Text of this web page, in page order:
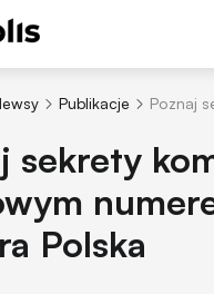
Publikacje Poznaj
sekrety
Polska